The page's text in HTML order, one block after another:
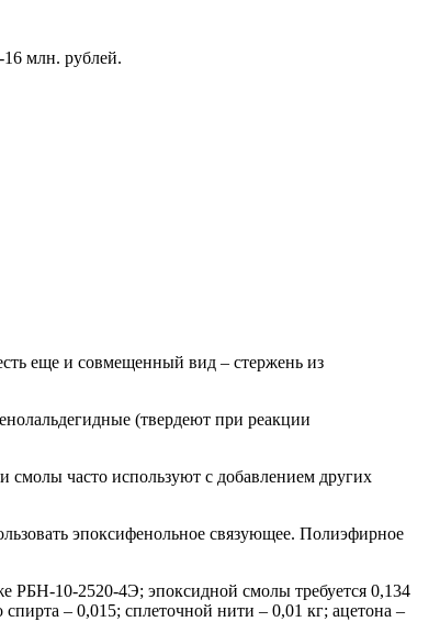
16 млн. рублей.
еще и совмещенный вид – стержень из
(твердеют при реакции
часто используют с добавлением других
эпоксифенольное связующее. Полиэфирное
РБН-10-2520-4Э; эпоксидной смолы требуется 0,134
– 0,015; сплеточной нити – 0,01 кг; ацетона –